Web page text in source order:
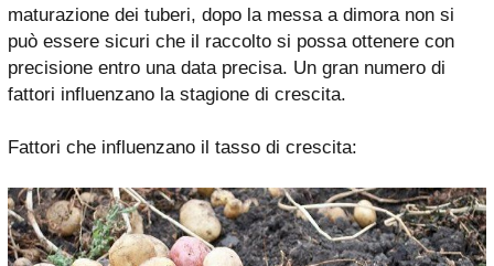
maturazione dei tuberi, dopo la messa a dimora non si
può essere sicuri che il raccolto si possa ottenere con
precisione entro una data precisa. Un gran numero di
fattori influenzano la stagione di crescita.
Fattori che influenzano il tasso di crescita: